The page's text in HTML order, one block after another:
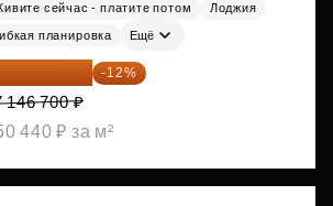
сейчас - платите потом
Лоджия
планировка Ещё
889 096 ₽ -12%
146 700 ₽
440 ₽ за м²